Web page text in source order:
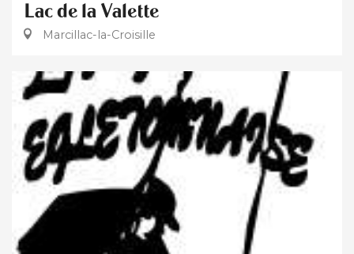
Lac de la Valette
Marcillac-la-Croisille